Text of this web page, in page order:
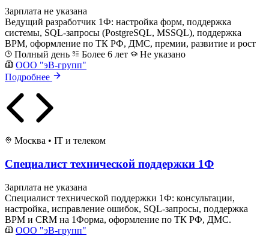
Зарплата не указана
Ведущий разработчик 1Ф: настройка форм, поддержка
системы, SQL-запросы (PostgreSQL, MSSQL), поддержка
BPM, оформление по ТК РФ, ДМС, премии, развитие и рост
Полный день
Более 6 лет
Не указано
ООО "эВ-групп"
Подробнее
Москва • IT и телеком
Специалист технической поддержки 1Ф
Зарплата не указана
Специалист технической поддержки 1Ф: консультации,
настройка, исправление ошибок, SQL-запросы, поддержка
BPM и CRM на 1Форма, оформление по ТК РФ, ДМС.
ООО "эВ-групп"